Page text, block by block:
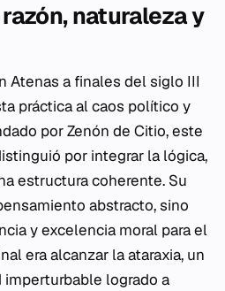
naturaleza y
Atenas a finales del siglo III
práctica al caos político y
por Zenón de Citio, este
por integrar la lógica,
estructura coherente. Su
abstracto, sino
y excelencia moral para el
era alcanzar laataraxia, un
logrado a